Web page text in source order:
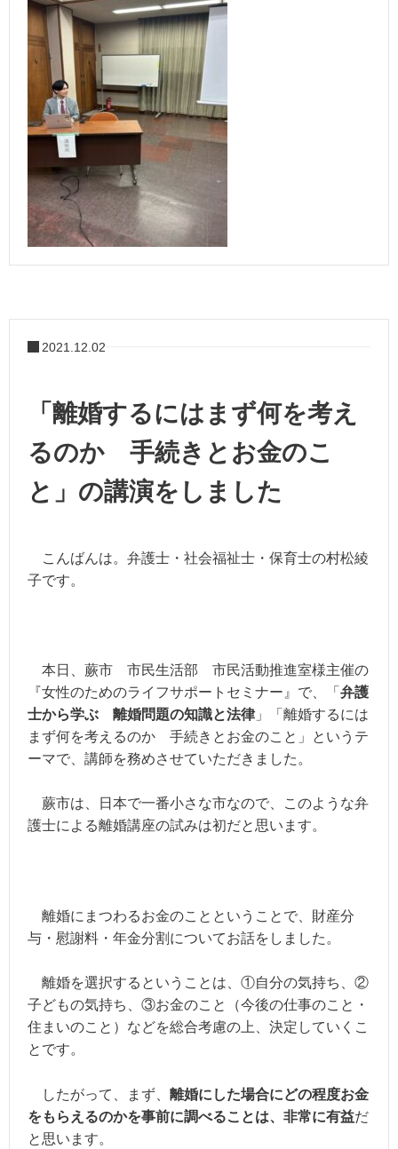
2021.12.02
「離婚するにはまず何を考え
るのか 手続きとお金のこ
と」の講演をしました
こんばんは。弁護士・社会福祉士・保育士の村松綾
子です。
本日、蕨市 市民生活部 市民活動推進室様主催の
『女性のためのライフサポートセミナー』で、「 弁護
士から学ぶ 離婚問題の知識と法律」「離婚するには
まず何を考えるのか 手続きとお金のこと」というテ
ーマで、講師を務めさせていただきました。
蕨市は、日本で一番小さな市なので、このような弁
護士による離婚講座の試みは初だと思います。
離婚にまつわるお金のことということで、財産分
与・慰謝料・年金分割についてお話をしました。
離婚を選択するということは、①自分の気持ち、②
子どもの気持ち、③お金のこと（今後の仕事のこと・
住まいのこと）などを総合考慮の上、決定していくこ
とです。
したがって、まず、 離婚にした場合にどの程度お金
をもらえるのかを事前に調べることは、非常に有益だ
と思います。